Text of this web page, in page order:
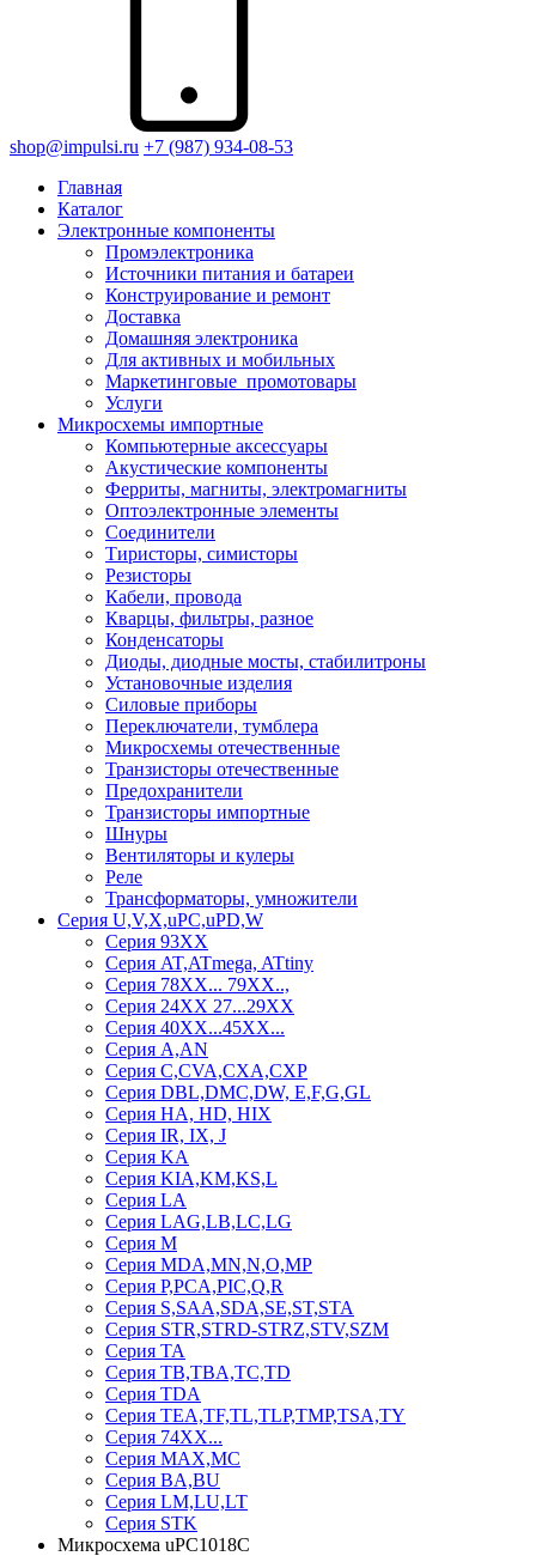
shop@impulsi.ru +7 (987) 934-08-53
Главная
Каталог
Электронные компоненты
Промэлектроника
Источники питания и батареи
Конструирование и ремонт
Доставка
Домашняя электроника
Для активных и мобильных
Маркетинговые_промотовары
Услуги
Микросхемы импортные
Компьютерные аксессуары
Акустические компоненты
Ферриты, магниты, электромагниты
Оптоэлектронные элементы
Соединители
Тиристоры, симисторы
Резисторы
Кабели, провода
Кварцы, фильтры, разное
Конденсаторы
Диоды, диодные мосты, стабилитроны
Установочные изделия
Силовые приборы
Переключатели, тумблера
Микросхемы отечественные
Транзисторы отечественные
Предохранители
Транзисторы импортные
Шнуры
Вентиляторы и кулеры
Реле
Трансформаторы, умножители
Серия U,V,X,uPC,uPD,W
Серия 93ХХ
Серия AT,ATmega, ATtiny
Серия 78ХХ... 79XX..,
Серия 24ХХ 27...29ХХ
Серия 40ХХ...45ХХ...
Серия A,AN
Серия C,CVA,CXA,CXP
Серия DBL,DMC,DW, E,F,G,GL
Серия HA, HD, HIX
Серия IR, IX, J
Серия KA
Серия KIA,KM,KS,L
Серия LA
Серия LAG,LB,LC,LG
Серия M
Серия MDA,MN,N,O,MP
Серия P,PCA,PIC,Q,R
Серия S,SAA,SDA,SE,ST,STA
Серия STR,STRD-STRZ,STV,SZM
Серия TA
Серия TB,TBA,TC,TD
Серия TDA
Серия TEA,TF,TL,TLP,TMP,TSA,TY
Серия 74ХХ...
Серия MAX,MC
Серия BA,BU
Серия LM,LU,LT
Серия STK
Микросхема uPC1018C